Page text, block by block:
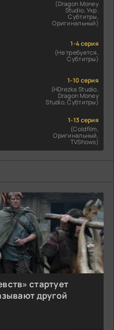
(Dragon Money
Studio, Укр.
Субтитры,
Оригинальный)
1-4 серия
(Не требуется,
Субтитры)
1-10 серия
(HDrezka Studio,
Dragon Money
Studio, Субтитры)
1-13 серия
(Coldfilm,
Оригинальный,
TVShows)
стартует
другой